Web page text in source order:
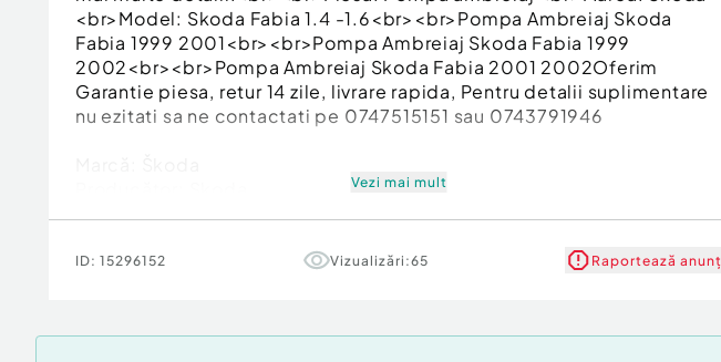
<br>Model: Skoda Fabia 1.4 -1.6<br><br>Pompa Ambreiaj Skoda
Fabia 1999 2001<br><br>Pompa Ambreiaj Skoda Fabia 1999
2002<br><br>Pompa Ambreiaj Skoda Fabia 2001 2002Oferim
Garantie piesa, retur 14 zile, livrare rapida, Pentru detalii suplimentare
nu ezitati sa ne contactati pe 0747515151 sau 0743791946
Vezi mai mult
ID: 15296152 Vizualizări:65 Raportează anunț